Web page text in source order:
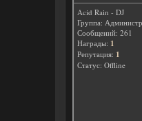
Acid Rain - DJ
Группа:
Сообщений: 261
Награды: 1
Репутация: 1
Статус: Offline